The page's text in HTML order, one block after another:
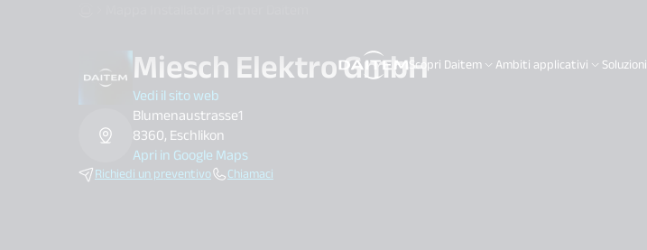
Scopri Daitem Ambiti applicativi Soluzioni
search.label
Miesch Elektro GmbH
Vedi il sito web
Blumenaustrasse1
8360, Eschlikon
Apri in Google Maps
Richiedi un preventivo Chiamaci